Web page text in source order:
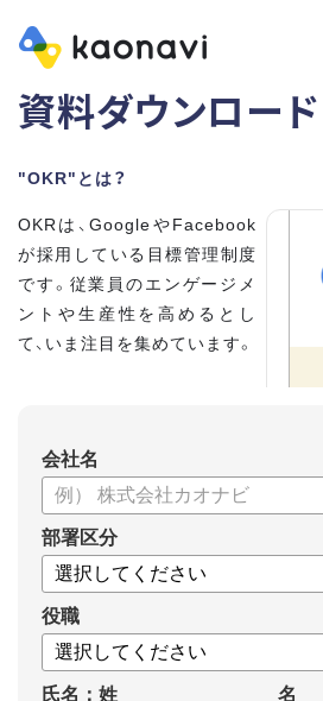
資料ダウンロード
"OKR"とは？
OKRは、GoogleやFacebook
が採用している目標管理制度
です。従業員のエンゲージメ
ントや生産性を高めるとし
て、いま注目を集めています。
・OKRと従来の目標管理制度
との違い
・OKRを導入、運用するにはどうすれ
・OKRの運用を助けるツール
についてまとめましたので、ぜひお役
会社名
部署区分
役職
氏名：姓 名